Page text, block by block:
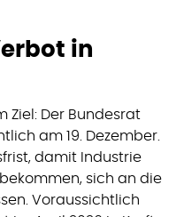
in
Ziel: Der Bundesrat
am 19. Dezember.
damit Industrie
sich an die
Voraussichtlich